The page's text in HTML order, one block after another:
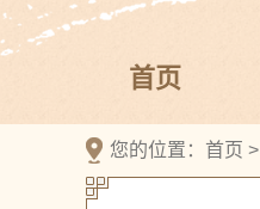
首页
您的位置： 首页 >